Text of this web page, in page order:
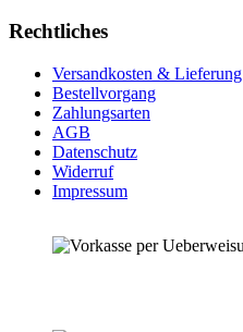
Rechtliches
Versandkosten & Lieferung
Bestellvorgang
Zahlungsarten
AGB
Datenschutz
Widerruf
Impressum